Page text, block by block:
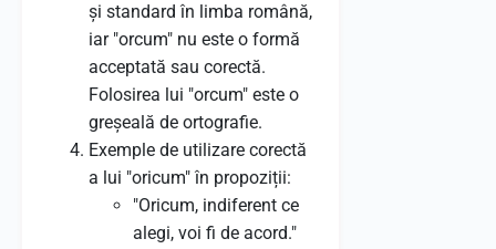
și standard în limba română,
iar "orcum" nu este o formă
acceptată sau corectă.
Folosirea lui "orcum" este o
greșeală de ortografie.
Exemple de utilizare corectă
a lui "oricum" în propoziții:
"Oricum, indiferent ce
alegi, voi fi de acord."